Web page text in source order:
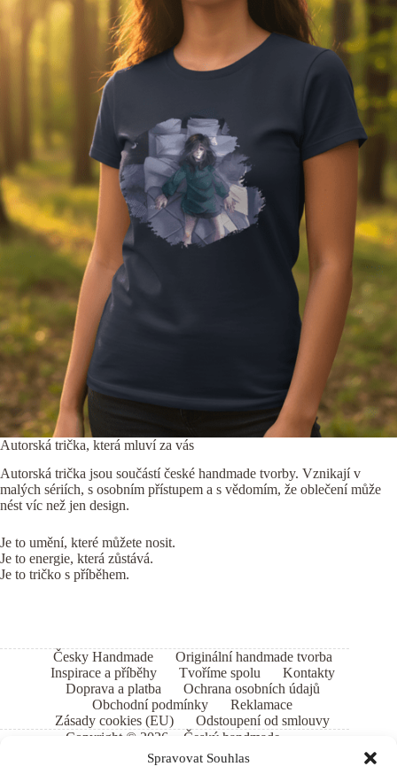
Spravovat Souhlas
Autorská trička, která mluví za vás
Autorská trička jsou součástí české handmade tvorby. Vznikají v
malých sériích, s osobním přístupem a s vědomím, že oblečení může
nést víc než jen design.
Je to umění, které můžete nosit.
Je to energie, která zůstává.
Je to tričko s příběhem.
Česky Handmade
Originální handmade tvorba
Inspirace a příběhy
Tvoříme spolu
Kontakty
Doprava a platba
Ochrana osobních údajů
Obchodní podmínky
Reklamace
Zásady cookies (EU)
Odstoupení od smlouvy
Copyright © 2026 - Český handmade